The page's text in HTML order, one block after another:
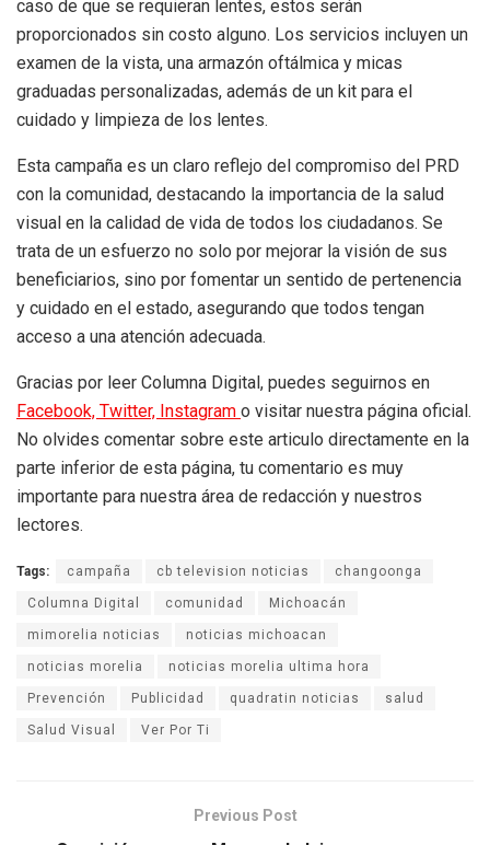
caso de que se requieran lentes, estos serán
proporcionados sin costo alguno. Los servicios incluyen un
examen de la vista, una armazón oftálmica y micas
graduadas personalizadas, además de un kit para el
cuidado y limpieza de los lentes.
Esta campaña es un claro reflejo del compromiso del PRD
con la comunidad, destacando la importancia de la salud
visual en la calidad de vida de todos los ciudadanos. Se
trata de un esfuerzo no solo por mejorar la visión de sus
beneficiarios, sino por fomentar un sentido de pertenencia
y cuidado en el estado, asegurando que todos tengan
acceso a una atención adecuada.
Gracias por leer Columna Digital, puedes seguirnos en
Facebook, Twitter, Instagram o visitar nuestra página oficial.
No olvides comentar sobre este articulo directamente en la
parte inferior de esta página, tu comentario es muy
importante para nuestra área de redacción y nuestros
lectores.
Tags: campaña cb television noticias changoonga
Columna Digital comunidad Michoacán
mimorelia noticias noticias michoacan
noticias morelia noticias morelia ultima hora
Prevención Publicidad quadratin noticias salud
Salud Visual Ver Por Ti
Previous Post